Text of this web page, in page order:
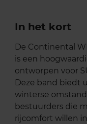
In het kort
De Continental
is een
ontworpen voor
Deze band biedt
winterse
bestuurders die
rijcomfort willen